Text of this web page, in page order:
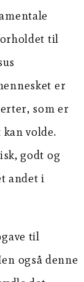
til
er
som er
volde.
godt og
andet i
til
også denne